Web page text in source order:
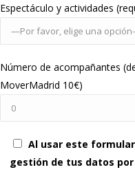
Espectáculo y actividades
Número de acompañantes
MoverMadrid 10€)
Al usar este
gestión de tus datos